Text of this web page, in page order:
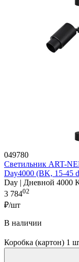
049780
Светильник ART-
Day4000 (BK, 15-45
Day | Дневной 4000
3 78402
₽/шт
В наличии
Коробка (картон) 1